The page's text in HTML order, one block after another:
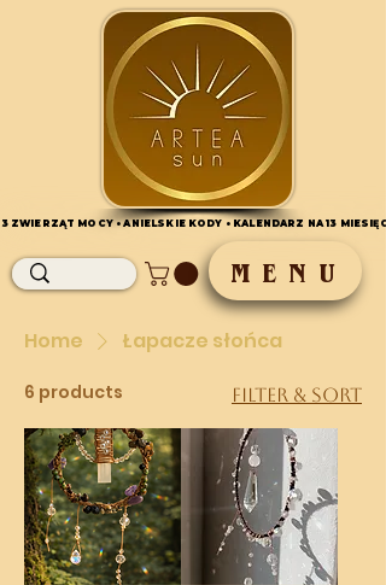
M E N U
ZWIERZĄT MOCY • ANIELSKIE KODY • KALENDARZ NA 13
ZWIERZĄT MOCY • ANIELSKIE KODY • KALENDARZ NA 13
Home Łapacze słońca
6 products Filter & Sort